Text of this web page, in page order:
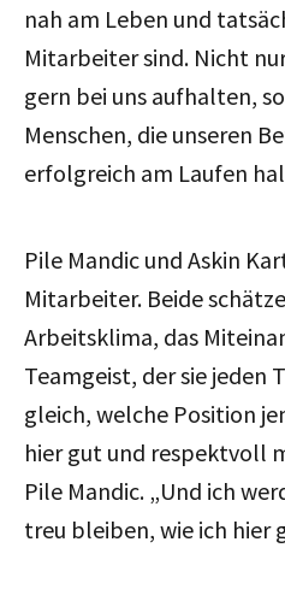
nah am Leben und
Mitarbeiter sind. Nicht
gern bei uns aufhalten,
Menschen, die unseren
erfolgreich am Laufen
Pile Mandic und Askin
Mitarbeiter. Beide
Arbeitsklima, das
Teamgeist, der sie jeden
gleich, welche Position
hier gut und respektvoll
Pile Mandic. „Und ich
treu bleiben, wie ich hier